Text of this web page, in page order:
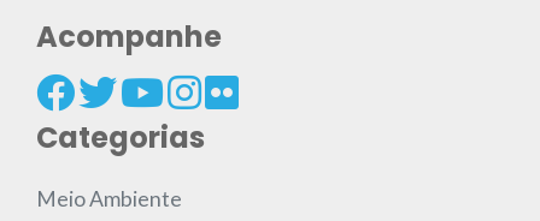
Acompanhe
Categorias
Meio Ambiente